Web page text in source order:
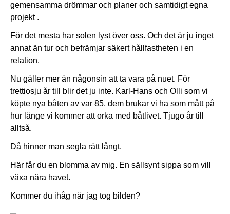
gemensamma drömmar och planer och samtidigt egna
projekt .
För det mesta har solen lyst över oss. Och det är ju inget
annat än tur och befrämjar säkert hållfastheten i en
relation.
Nu gäller mer än någonsin att ta vara på nuet. För
trettiosju år till blir det ju inte. Karl-Hans och Olli som vi
köpte nya båten av var 85, dem brukar vi ha som mått på
hur länge vi kommer att orka med båtlivet. Tjugo år till
alltså.
Då hinner man segla rätt långt.
Här får du en blomma av mig. En sällsynt sippa som vill
växa nära havet.
Kommer du ihåg när jag tog bilden?